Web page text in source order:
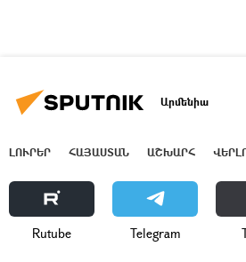
Արմենիա
ԼՈՒՐԵՐ ՀԱՅԱՍՏԱՆ ԱՇԽԱՐՀ
Rutube Telegram